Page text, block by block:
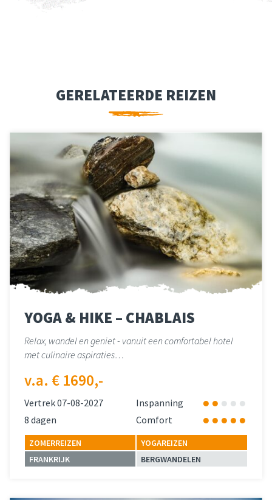
GERELATEERDE REIZEN
YOGA & HIKE – CHABLAIS
Relax, wandel en geniet - vanuit een comfortabel hotel
met culinaire aspiraties…
v.a. € 1690,-
Vertrek 07-08-2027
Inspanning
8 dagen
Comfort
ZOMERREIZEN
YOGAREIZEN
FRANKRIJK
BERGWANDELEN